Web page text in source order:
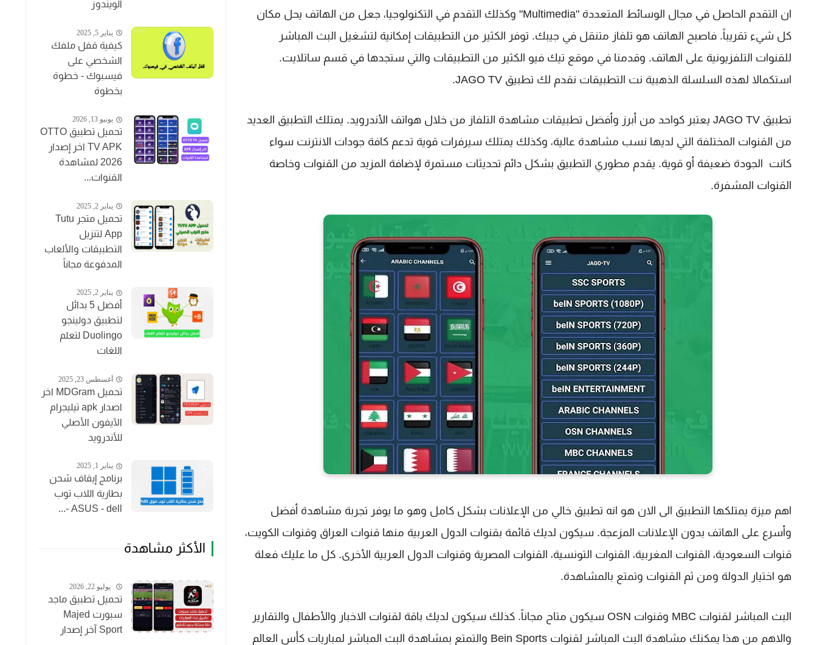
ان التقدم الحاصل في مجال الوسائط المتعددة "Multimedia" وكذلك التقدم في التكنولوجيا، جعل من الهاتف يحل مكان
كل شيء تقريباً. فاصبح الهاتف هو تلفاز متنقل في جيبك. توفر الكثير من التطبيقات إمكانية لتشغيل البث المباشر
للقنوات التلفزيونية على الهاتف. وقدمنا في موقع تيك فيو الكثير من التطبيقات والتي ستجدها في قسم ساتلايت.
استكمالا لهذه السلسلة الذهبية نت التطبيقات نقدم لك تطبيق JAGO TV.
تطبيق JAGO TV يعتبر كواحد من أبرز وأفضل تطبيقات مشاهدة التلفاز من خلال هواتف الأندرويد. يمتلك التطبيق العديد
من القنوات المختلفة التي لديها نسب مشاهدة عالية، وكذلك يمتلك سيرفرات قوية تدعم كافة جودات الانترنت سواء
كانت الجودة ضعيفة أو قوية. يقدم مطوري التطبيق بشكل دائم تحديثات مستمرة لإضافة المزيد من القنوات وخاصة
القنوات المشفرة.
اهم ميزة يمتلكها التطبيق الى الان هو انه تطبيق خالي من الإعلانات بشكل كامل وهو ما يوفر تجربة مشاهدة أفضل
وأسرع على الهاتف بدون الإعلانات المزعجة. سيكون لديك قائمة بقنوات الدول العربية منها قنوات العراق وقنوات الكويت،
قنوات السعودية، القنوات المغربية، القنوات التونسية، القنوات المصرية وقنوات الدول العربية الأخرى. كل ما عليك فعلة
هو اختيار الدولة ومن ثم القنوات وتمتع بالمشاهدة.
البث المباشر لقنوات MBC وقنوات OSN سيكون متاح مجاناً. كذلك سيكون لديك باقة لقنوات الاخبار والأطفال والتقارير
والاهم من هذا يمكنك مشاهدة البث المباشر لقنوات Bein Sports والتمتع بمشاهدة البث المباشر لمباريات كأس العالم
الويندوز
يناير 5, 2025
كيفية قفل ملفك
الشخصي على
فيسبوك - خطوة
بخطوة
يونيو 13, 2026
تحميل تطبيق OTTO
TV APK اخر إصدار
2026 لمشاهدة
القنوات...
يناير 2, 2025
تحميل متجر Tutu
App لتنزيل
التطبيقات والألعاب
المدفوعة مجاناً
يناير 2, 2025
أفضل 5 بدائل
لتطبيق دولينجو
Duolingo لتعلم
اللغات
أغسطس 23, 2025
تحميل MDGram اخر
اصدار apk تيليجرام
الآيفون الأصلي
للأندرويد
يناير 1, 2025
برنامج إيقاف شحن
بطارية اللاب توب
ASUS - dell -...
الأكثر مشاهدة
يوليو 22, 2026
تحميل تطبيق ماجد
سبورت Majed
Sport آخر إصدار